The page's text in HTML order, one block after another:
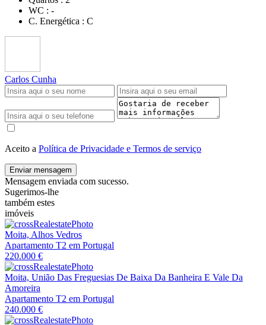
WC : -
C. Energética : C
Carlos Cunha
Aceito a Política de Privacidade e Termos de serviço
Enviar mensagem
Mensagem enviada com sucesso.
Sugerimos-lhe
também estes
imóveis
Moita, Alhos Vedros
Apartamento T2 em Portugal
220.000 €
Moita, União Das Freguesias De Baixa Da Banheira E Vale Da
Amoreira
Apartamento T2 em Portugal
240.000 €